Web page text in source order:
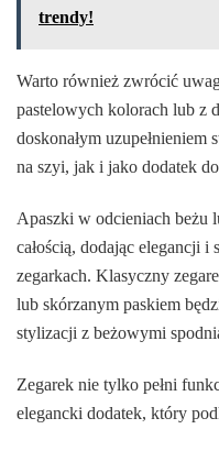
trendy!
Warto również zwrócić
pastelowych kolorach lub z
doskonałym
na szyi, jak i jako dodatek
Apaszki w odcieniach beżu
całością, dodając elegancji
zegarkach. Klasyczny
lub skórzanym paskiem
stylizacji z beżowymi
Zegarek nie tylko pełni
elegancki dodatek, który